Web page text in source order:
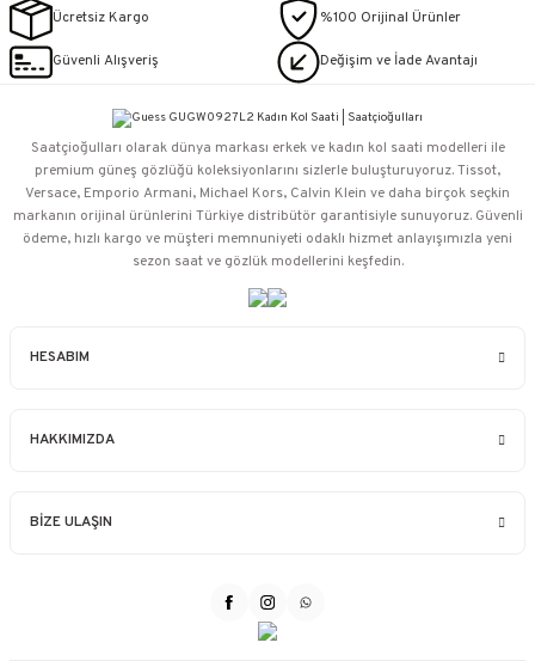
Ücretsiz Kargo %100 Orijinal Ürünler
Güvenli Alışveriş Değişim ve İade Avantajı
HESABIM
HAKKIMIZDA
BİZE ULAŞIN
Saatçioğulları⁠ olarak dünya markası erkek ve kadın kol saati modelleri ile
premium güneş gözlüğü koleksiyonlarını sizlerle buluşturuyoruz. Tissot,
Versace, Emporio Armani, Michael Kors, Calvin Klein ve daha birçok seçkin
markanın orijinal ürünlerini Türkiye distribütör garantisiyle sunuyoruz. Güvenli
ödeme, hızlı kargo ve müşteri memnuniyeti odaklı hizmet anlayışımızla yeni
sezon saat ve gözlük modellerini keşfedin.